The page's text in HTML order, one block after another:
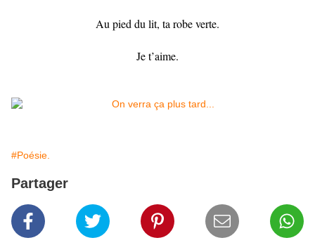
Au pied du lit, ta robe verte.
Je t’aime.
#Poésie.
Partager